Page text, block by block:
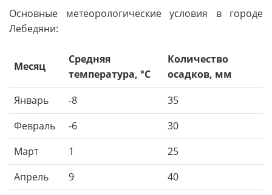
Основные метеорологические условия в городе
Лебедяни:
Месяц
Средняя
температура, °C
Количество
осадков, мм
Январь
-8
35
Февраль
-6
30
Март
1
25
Апрель
9
40